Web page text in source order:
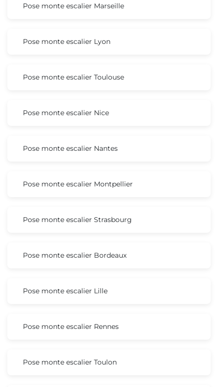
Pose monte escalier Marseille
Pose monte escalier Lyon
Pose monte escalier Toulouse
Pose monte escalier Nice
Pose monte escalier Nantes
Pose monte escalier Montpellier
Pose monte escalier Strasbourg
Pose monte escalier Bordeaux
Pose monte escalier Lille
Pose monte escalier Rennes
Pose monte escalier Toulon